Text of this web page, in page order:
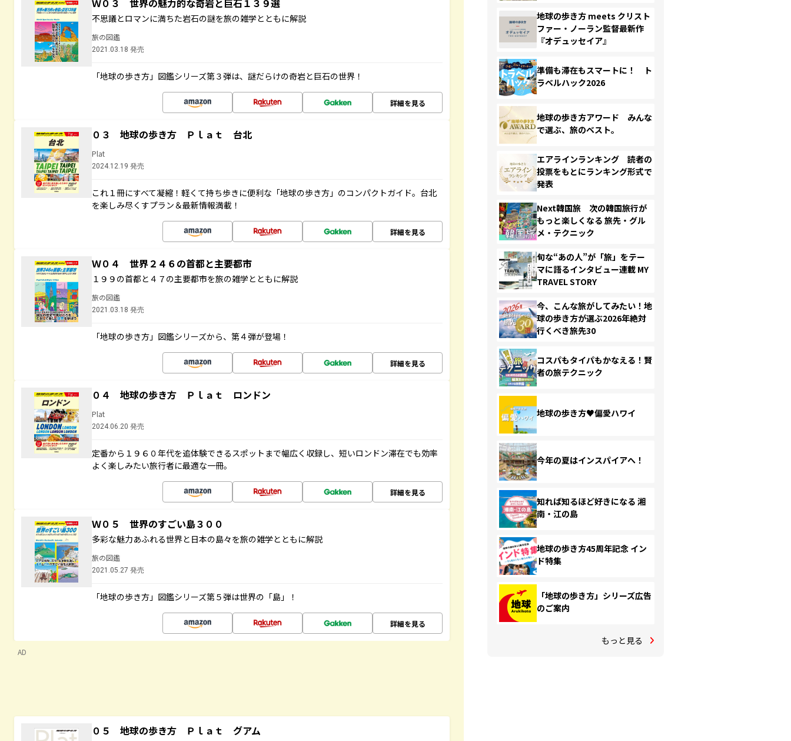
Ｗ０３ 世界の魅力的な奇岩と巨石１３９選
不思議とロマンに満ちた岩石の謎を旅の雑学とともに解説
旅の図鑑
2021.03.18 発売
「地球の歩き方」図鑑シリーズ第３弾は、謎だらけの奇岩と巨石の世界！
詳細を見る
０３ 地球の歩き方 Ｐｌａｔ 台北
Plat
2024.12.19 発売
これ１冊にすべて凝縮！軽くて持ち歩きに便利な「地球の歩き方」のコンパクトガイド。台北
を楽しみ尽くすプラン＆最新情報満載！
詳細を見る
Ｗ０４ 世界２４６の首都と主要都市
１９９の首都と４７の主要都市を旅の雑学とともに解説
旅の図鑑
2021.03.18 発売
「地球の歩き方」図鑑シリーズから、第４弾が登場！
詳細を見る
０４ 地球の歩き方 Ｐｌａｔ ロンドン
Plat
2024.06.20 発売
定番から１９６０年代を追体験できるスポットまで幅広く収録し、短いロンドン滞在でも効率
よく楽しみたい旅行者に最適な一冊。
詳細を見る
Ｗ０５ 世界のすごい島３００
多彩な魅力あふれる世界と日本の島々を旅の雑学とともに解説
旅の図鑑
2021.05.27 発売
「地球の歩き方」図鑑シリーズ第５弾は世界の「島」！
詳細を見る
AD
０５ 地球の歩き方 Ｐｌａｔ グアム
地球の歩き方 meets クリスト
ファー・ノーラン監督最新作
『オデュッセイア』
準備も滞在もスマートに！ ト
ラベルハック2026
地球の歩き方アワード みんな
で選ぶ、旅のベスト。
エアラインランキング 読者の
投票をもとにランキング形式で
発表
Next韓国旅 次の韓国旅行が
もっと楽しくなる 旅先・グル
メ・テクニック
旬な“あの人”が「旅」をテー
マに語るインタビュー連載 MY
TRAVEL STORY
今、こんな旅がしてみたい！地
球の歩き方が選ぶ2026年絶対
行くべき旅先30
コスパもタイパもかなえる！賢
者の旅テクニック
地球の歩き方♥偏愛ハワイ
今年の夏はインスパイアへ！
知れば知るほど好きになる 湘
南・江の島
地球の歩き方45周年記念 イン
ド特集
「地球の歩き方」シリーズ広告
のご案内
もっと見る